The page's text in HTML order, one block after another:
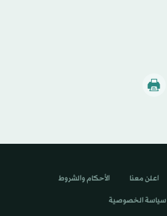
اعلن معنا الأحكام والشروط
سياسة الخصوصية